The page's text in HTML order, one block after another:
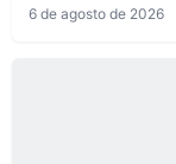
6 de agosto de 2026